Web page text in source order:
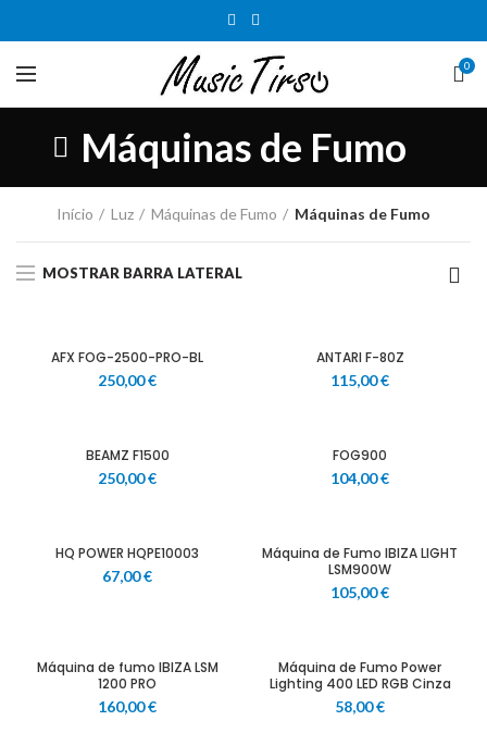
0
Máquinas de Fumo
Início Luz Máquinas de Fumo Máquinas de Fumo
MOSTRAR BARRA LATERAL
AFX FOG-2500-PRO-BL
250,00€
ANTARI F-80Z
115,00€
BEAMZ F1500
250,00€
FOG900
104,00€
HQ POWER HQPE10003
67,00€
Máquina de Fumo IBIZA LIGHT
LSM900W
105,00€
Máquina de fumo IBIZA LSM
1200 PRO
160,00€
Máquina de Fumo Power
Lighting 400 LED RGB Cinza
58,00€